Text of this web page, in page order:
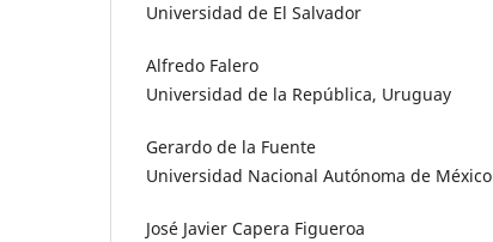
Universidad de El Salvador
Alfredo Falero
Universidad de la República, Uruguay
Gerardo de la Fuente
Universidad Nacional Autónoma de México
José Javier Capera Figueroa